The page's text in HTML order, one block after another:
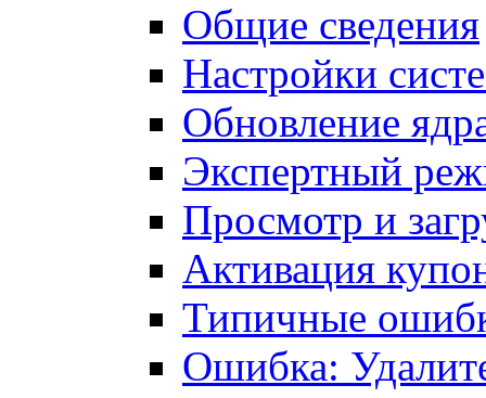
Общие сведения
Настройки
Обновление
Экспертный
Просмотр и
Активация
Типичные
Ошибка: